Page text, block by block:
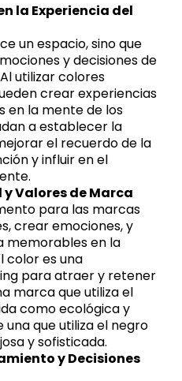
la Experiencia del
un espacio, sino que
y decisiones de
utilizar colores
crear experiencias
en la mente de los
a establecer la
el recuerdo de la
y influir en el
Valores de Marca
para las marcas
crear emociones, y
memorables en la
color es una
para atraer y retener
marca que utiliza el
como ecológica y
que utiliza el negro
y sofisticada.
y Decisiones